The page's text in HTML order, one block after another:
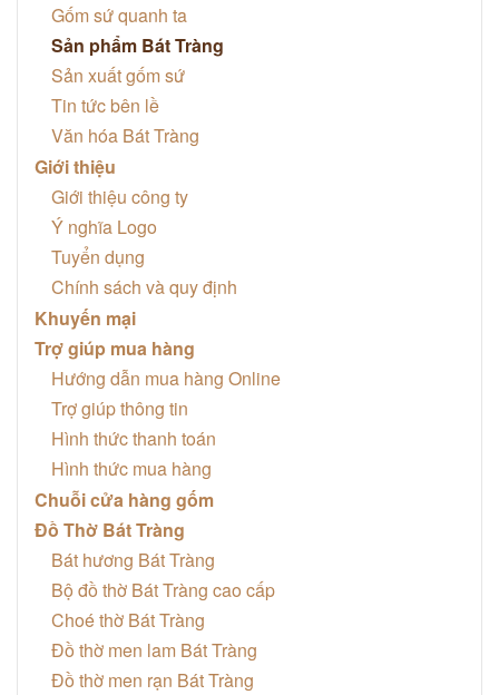
Gốm sứ quanh ta
Sản phẩm Bát Tràng
Sản xuất gốm sứ
Tin tức bên lề
Văn hóa Bát Tràng
Giới thiệu
Giới thiệu công ty
Ý nghĩa Logo
Tuyển dụng
Chính sách và quy định
Khuyến mại
Trợ giúp mua hàng
Hướng dẫn mua hàng Online
Trợ giúp thông tin
Hình thức thanh toán
Hình thức mua hàng
Chuỗi cửa hàng gốm
Đồ Thờ Bát Tràng
Bát hương Bát Tràng
Bộ đồ thờ Bát Tràng cao cấp
Choé thờ Bát Tràng
Đồ thờ men lam Bát Tràng
Đồ thờ men rạn Bát Tràng